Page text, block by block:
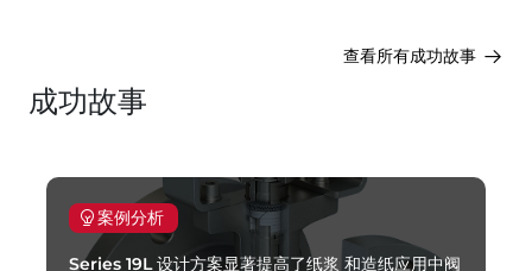
成功故事
查看所有成功故事
案例分析
Series 19L 设计方案显著提高了纸浆 和造纸应用中阀